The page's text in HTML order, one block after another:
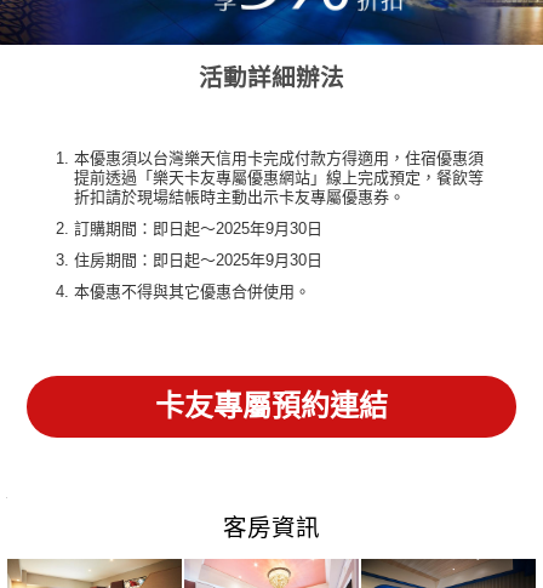
活動詳細辦法
本優惠須以台灣樂天信用卡完成付款方得適用，住宿優惠須
提前透過「樂天卡友專屬優惠網站」線上完成預定，餐飲等
折扣請於現場結帳時主動出示卡友專屬優惠券。
訂購期間：即日起～2025年9月30日
住房期間：即日起～2025年9月30日
本優惠不得與其它優惠合併使用。
卡友專屬預約連結
客房資訊